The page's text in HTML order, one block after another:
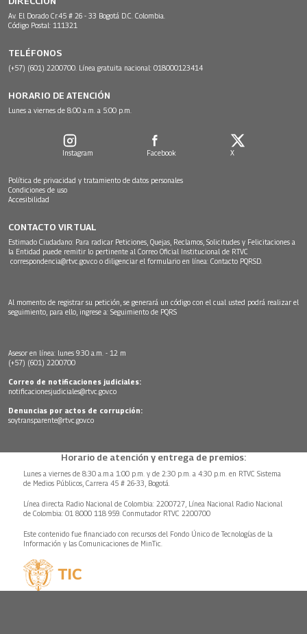
Av. El Dorado Cr.45 # 26 - 33 Bogotá D.C. Colombia.
Código Postal: 111321
TELÉFONOS
(+57) (601) 2200700. Línea gratuita nacional: 018000123414
HORARIO DE ATENCIÓN
Lunes a viernes de 8:00 a.m. a 5:00 p.m.
Instagram Facebook X
Política de privacidad y tratamiento de datos personales
Condiciones de uso
Accesibilidad
CONTACTO VIRTUAL
Estimado Ciudadano: Para radicar Peticiones, Quejas, Reclamos, Solicitudes y Felicitaciones a
la Entidad puede remitir lo pertinente al Correo Oficial Institucional de RTVC
correspondencia@rtvc.gov.co o diligenciar el formulario en línea: Contacto PQRSD.
Al momento de registrar su petición, se generará un código con el cual usted podrá realizar el
seguimiento, para ello, ingrese a: Seguimiento de PQRS
Asesor en línea: lunes 9:30 a.m. - 12 m
(+57) (601) 2200700
Correo de notificaciones judiciales:
notificacionesjudiciales@rtvc.gov.co
Denuncias por actos de corrupción:
soytransparente@rtvc.gov.co
Horario de atención y entrega de premios:
Lunes a viernes de 8:30 a.m.a 1:00 p.m. y de 2:30 p.m. a 4:30 p.m. en RTVC Sistema
de Medios Públicos, Carrera 45 # 26-33, Bogotá.
Línea directa Radio Nacional de Colombia: 2200727, Línea Nacional Radio Nacional
de Colombia: 01 8000 118 959. Conmutador RTVC 2200700
Este contenido fue financiado con recursos del Fondo Único de Tecnologías de la
Información y las Comunicaciones de MinTic.